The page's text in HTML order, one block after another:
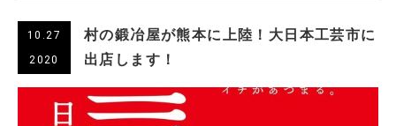
10.27
2020
村の鍛冶屋が熊本に上陸！大日本工芸市に
出店します！